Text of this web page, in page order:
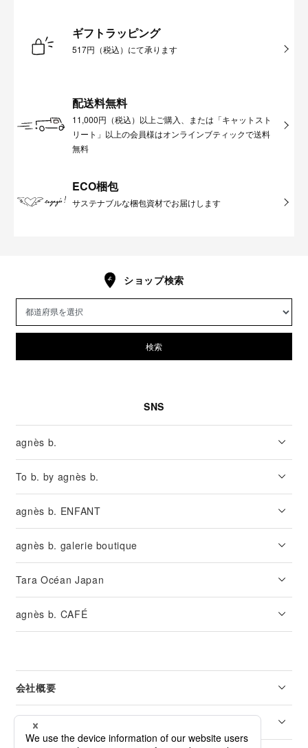
ギフトラッピング
517円（税込）にて承ります
配送料無料
11,000円（税込）以上ご購入、または「キャットスト
リート」以上の会員様はオンラインブティックで送料
無料
ECO梱包
サステナブルな梱包資材でお届けします
ショップ検索
検索
SNS
agnès b.
To b. by agnès b.
agnès b. ENFANT
agnès b. galerie boutique
Tara Océan Japan
agnès b. CAFÉ
会社概要
リーガル